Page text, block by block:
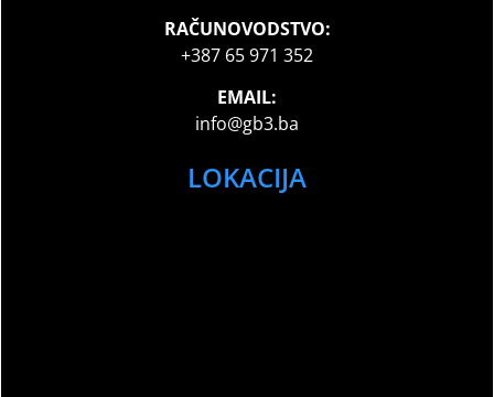
RAČUNOVODSTVO:
+387 65 971 352
EMAIL:
info@gb3.ba
LOKACIJA